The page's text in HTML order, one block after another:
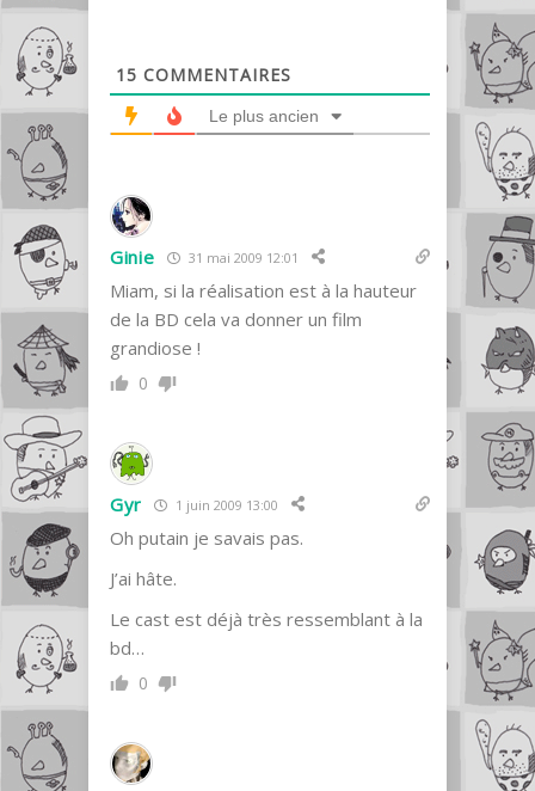
15 COMMENTAIRES
Le plus ancien
Ginie 31 mai 2009 12:01
Miam, si la réalisation est à la hauteur
de la BD cela va donner un film
grandiose !
0
Gyr 1 juin 2009 13:00
Oh putain je savais pas.
J’ai hâte.
Le cast est déjà très ressemblant à la
bd…
0